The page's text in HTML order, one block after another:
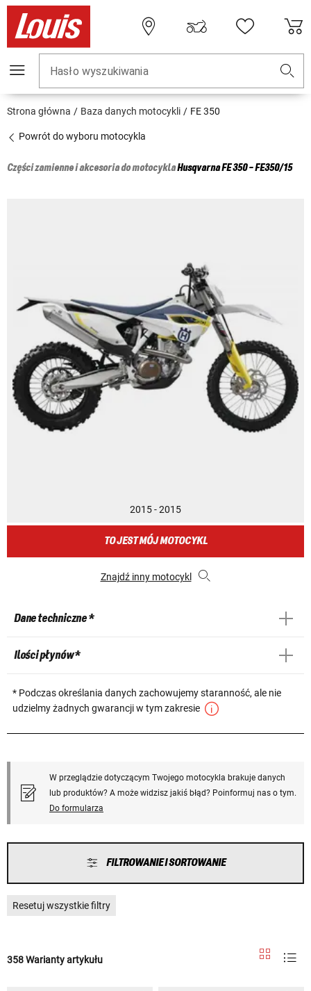
Hasło wyszukiwania
Strona główna Baza danych motocykli FE 350
Powrót do wyboru motocykla
Części zamienne i akcesoria do motocyklaHusqvarnaFE 350 - FE350/15
2015 - 2015
TO JEST MÓJ MOTOCYKL
Znajdź inny motocykl
Dane techniczne *
Ilości płynów *
* Podczas określania danych zachowujemy staranność, ale nie
udzielmy żadnych gwarancji w tym zakresie
W przeglądzie dotyczącym Twojego motocykla brakuje danych
lub produktów? A może widzisz jakiś błąd? Poinformuj nas o tym.
Do formularza
FILTROWANIE I SORTOWANIE
Resetuj wszystkie filtry
358 Warianty artykułu